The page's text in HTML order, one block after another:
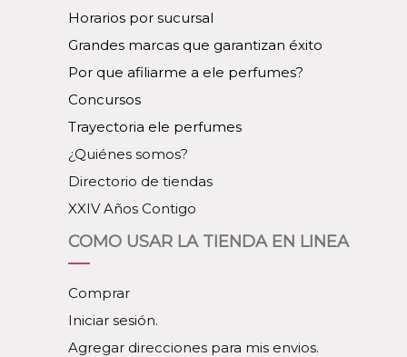
Horarios por sucursal
Grandes marcas que garantizan éxito
Por que afiliarme a ele perfumes?
Concursos
Trayectoria ele perfumes
¿Quiénes somos?
Directorio de tiendas
XXIV Años Contigo
COMO USAR LA TIENDA EN LINEA
Comprar
Iniciar sesión.
Agregar direcciones para mis envios.